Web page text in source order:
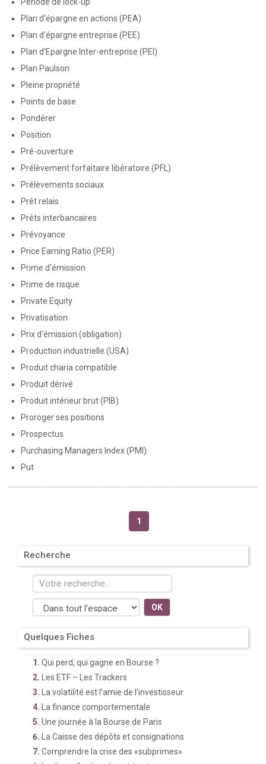
Plan d'épargne en actions (PEA)
Plan d'épargne entreprise (PEE)
Plan d'Epargne Inter-entreprise (PEI)
Plan Paulson
Pleine propriété
Points de base
Pondérer
Position
Pré-ouverture
Prélèvement forfaitaire libératoire (PFL)
Prélèvements sociaux
Prêt relais
Prêts interbancaires
Prévoyance
Price Earning Ratio (PER)
Prime d'émission
Prime de risque
Private Equity
Privatisation
Prix d'émission (obligation)
Production industrielle (USA)
Produit charia compatible
Produit dérivé
Produit intérieur brut (PIB)
Proroger ses positions
Prospectus
Purchasing Managers Index (PMI)
Put
1
Recherche
OK
Quelques Fiches
Qui perd, qui gagne en Bourse ?
Les ETF – Les Trackers
La volatilité est l’amie de l’investisseur
La finance comportementale
Une journée à la Bourse de Paris
La Caisse des dépôts et consignations
Comprendre la crise des «subprimes»